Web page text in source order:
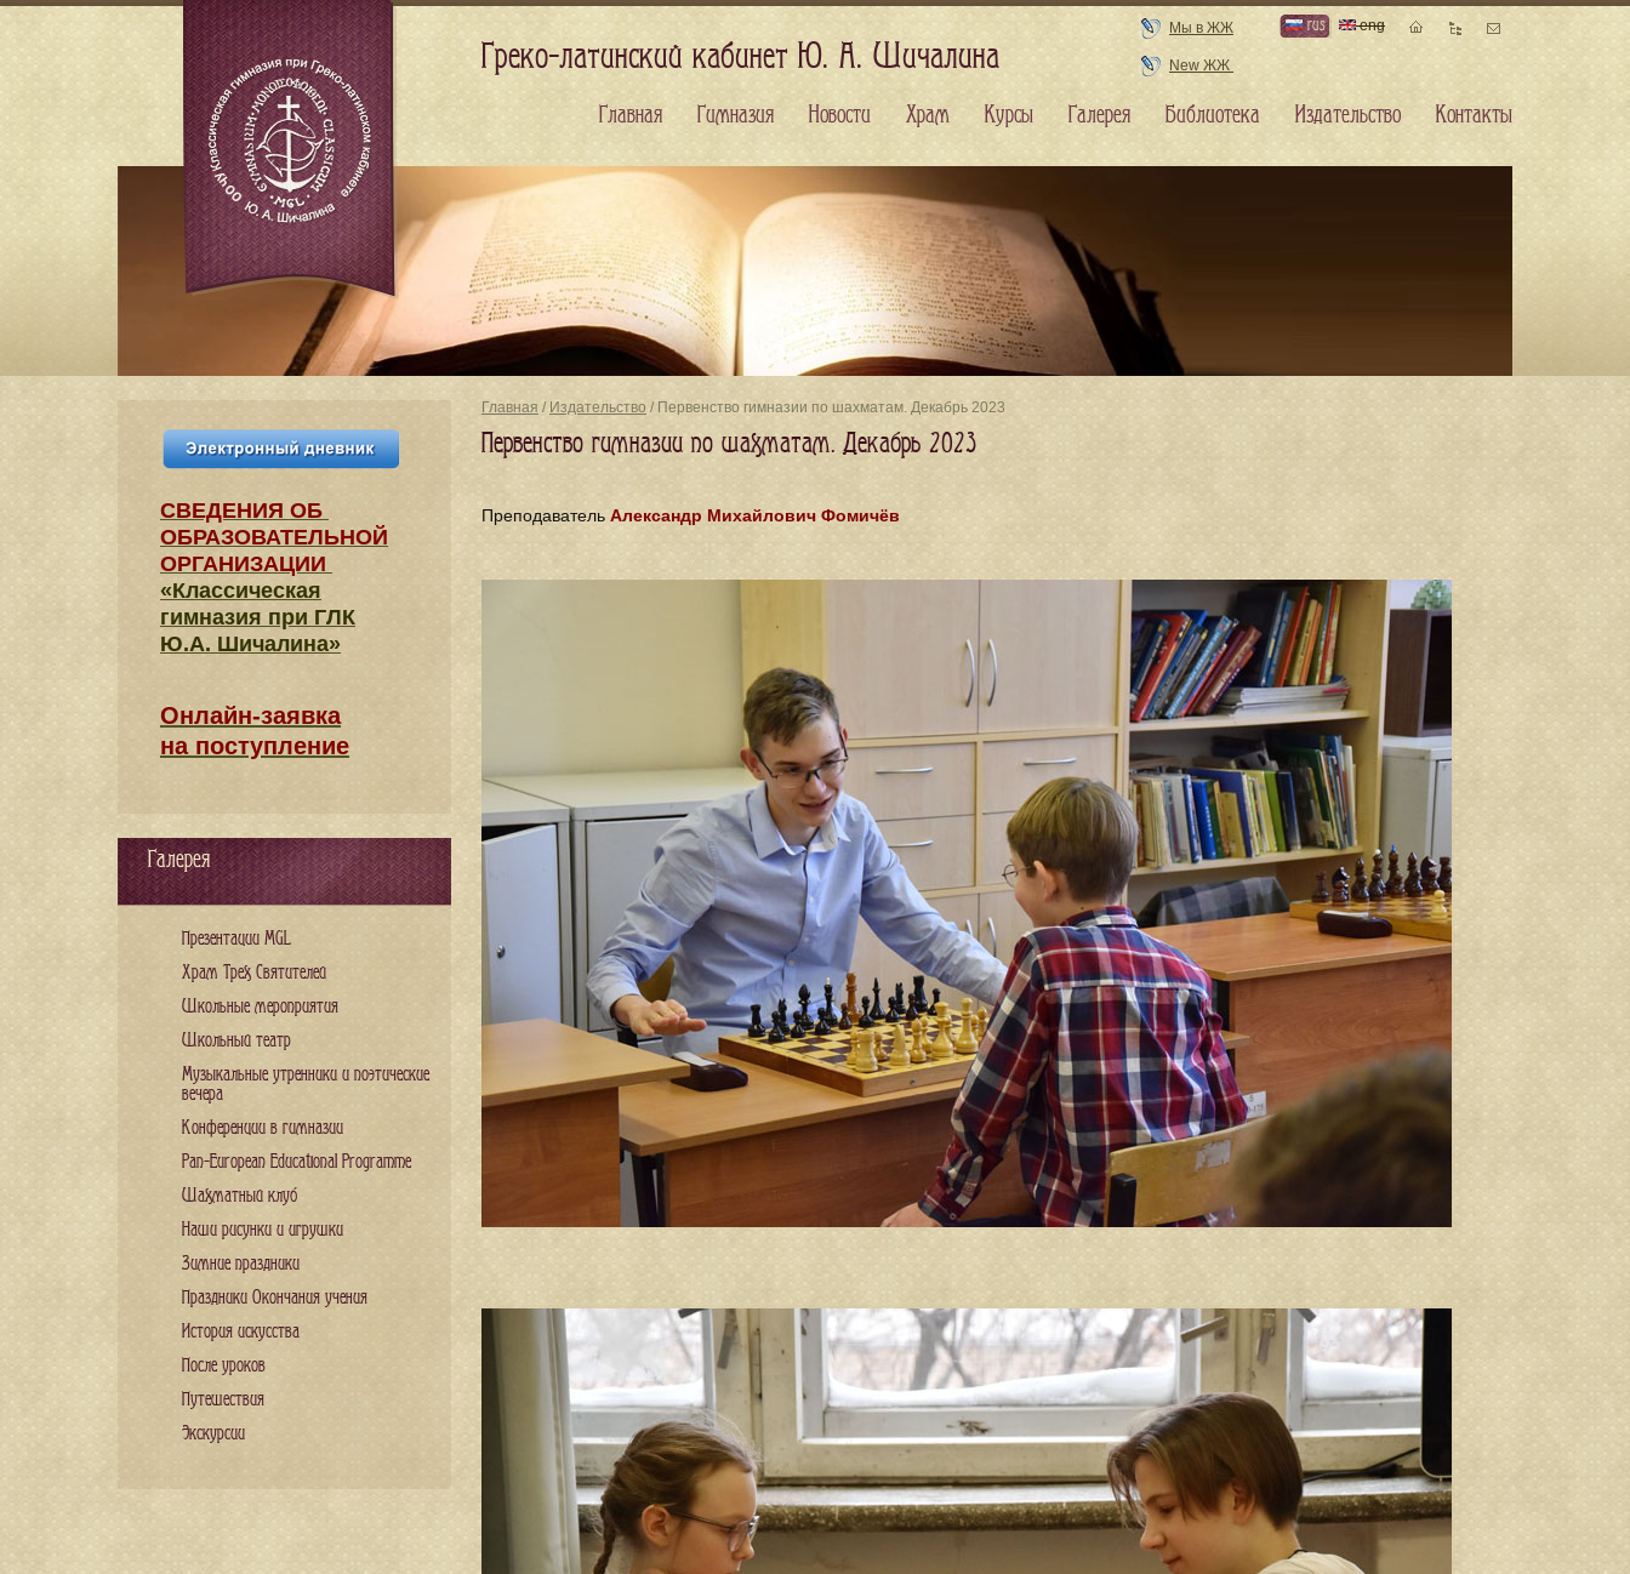
Главная / Издательство / Первенство гимназии по шахматам. Декабрь 2023
Первенство гимназии по шахматам. Декабрь 2023
Преподаватель Александр Михайлович Фомичёв
СВЕДЕНИЯ​ ОБ
ОБРАЗОВАТЕЛЬНОЙ
ОРГАНИЗАЦИИ
«Классическая
гимназия при ГЛК
Ю.А. Шичалина»
Онлайн-заявка
на поступление
Галерея
Презентации MGL
Храм Трех Святителей
Школьные мероприятия
Школьный театр
Музыкальные утренники и поэтические
вечера
Конференции в гимназии
Pan-European Educational Programme
Шахматный клуб
Наши рисунки и игрушки
Зимние праздники
Праздники Окончания учения
История искусства
После уроков
Путешествия
Экскурсии
Греко-латинский кабинет Ю. А. Шичалина
Мы в ЖЖ
New ЖЖ
rus eng
Главная Гимназия Новости Храм Курсы Галерея Библиотека Издательство Контакты